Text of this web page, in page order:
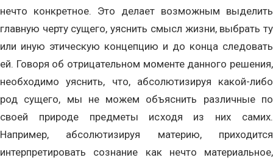
нечто конкретное. Это делает возможным выделить
главную черту сущего, уяснить смысл жизни, выбрать ту
или иную этическую концепцию и до конца следовать
ей. Говоря об отрицательном моменте данного решения,
необходимо уяснить, что, абсолютизируя какой-либо
род сущего, мы не можем объяснить различные по
своей природе предметы исходя из них самих.
Например, абсолютизируя материю, приходится
интерпретировать сознание как нечто материальное,